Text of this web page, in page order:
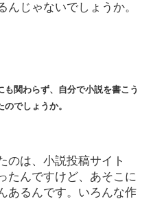
んじゃないでしょうか。
関わらず、自分で小説を書こう
でしょうか。
のは、小説投稿サイト
たんですけど、あそこに
あるんです。いろんな作